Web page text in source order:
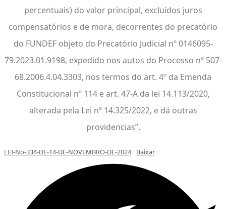
percentuais) do valor principal, excluídos juros
compensatórios e de mora, decorrentes do precatório
do FUNDEF objeto do Precatório Judicial nº 0146095-
79.2023.01.9198, expedido nos autos do Processo nº 507-
68.2006.4.04.3303, nos termos do art. 4º da Emenda
Constitucional nº 114 e art. 47-A da lei 14.113/2020,
alterada pela Lei nº 14.325/2022, e dá outras
providencias”.
LEI-No-334-DE-14-DE-NOVEMBRO-DE-2024 Baixar